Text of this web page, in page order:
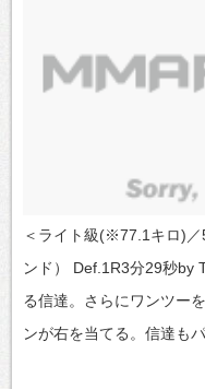
＜ライト級(※77.1キロ)／
ンド） Def.1R3分29秒by
る信達。さらにワンツー
ンが右を当てる。信達も